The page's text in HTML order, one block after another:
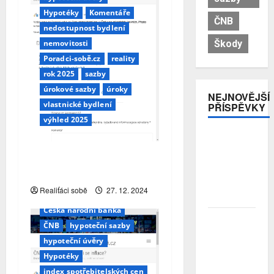
Hypotéky
Komentáře
nedostupnost bydlení
nemovitosti
Poradci-sobě.cz
reality
rok 2025
sazby
úrokové sazby
úroky
vlastnické bydlení
výhled 2025
Realiťáci sobě 27. 12. 2024
Aktuálně z trhu
ceny
Česká národní banka
ČNB
hypoteční sazby
hypoteční úvěry
Hypotéky
index spotřebitelských cen
ČNB
Škody
NEJNOVĚJŠÍ
PŘÍSPĚVKY